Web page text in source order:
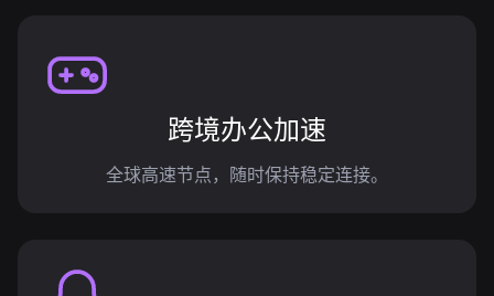
跨境办公加速
全球高速节点，随时保持稳定连接。